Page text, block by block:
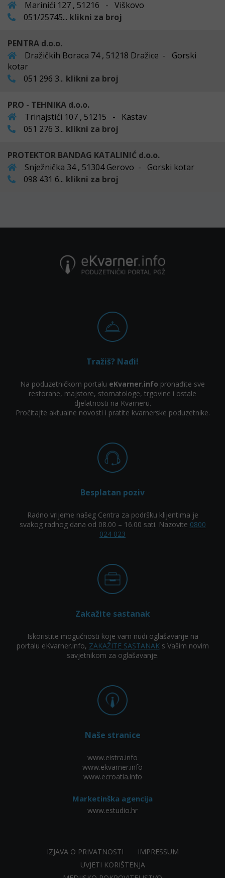
Marinići 127 , 51216 - Viškovo
051/25745... klikni za broj
PENTRA d.o.o.
Dražičkih Boraca 74 , 51218 Dražice - Gorski
kotar
051 296 3... klikni za broj
PRO - TEHNIKA d.o.o.
Trinajstići 107 , 51215 - Kastav
051 276 3... klikni za broj
PROTEKTOR BANDAG KATALINIĆ d.o.o.
Snježnička 34 , 51304 Gerovo - Gorski kotar
098 431 6... klikni za broj
Tražiš? Nađi!
Na poduzetničkom portalu eKvarner.info pronađite sve
restorane, majstore, stomatologe, trgovine i ostale
djelatnosti na Kvarneru.
Pročitajte aktualne novosti i pratite kvarnerske poduzetnike.
Besplatan poziv
Radno vrijeme našeg Centra za podršku klijentima je
svakog radnog dana od 08.00 – 16.00 sati. Nazovite 0800
024 023
Zakažite sastanak
Iskoristite mogućnosti koje vam nudi oglašavanje na
portalu eKvarner.info, ZAKAŽITE SASTANAKs Vašim novim
savjetnikom za oglašavanje.
Naše stranice
www.eistra.info
www.ekvarner.info
www.ecroatia.info
Marketinška agencija
www.estudio.hr
IZJAVA O PRIVATNOSTI
IMPRESSUM
UVJETI KORIŠTENJA